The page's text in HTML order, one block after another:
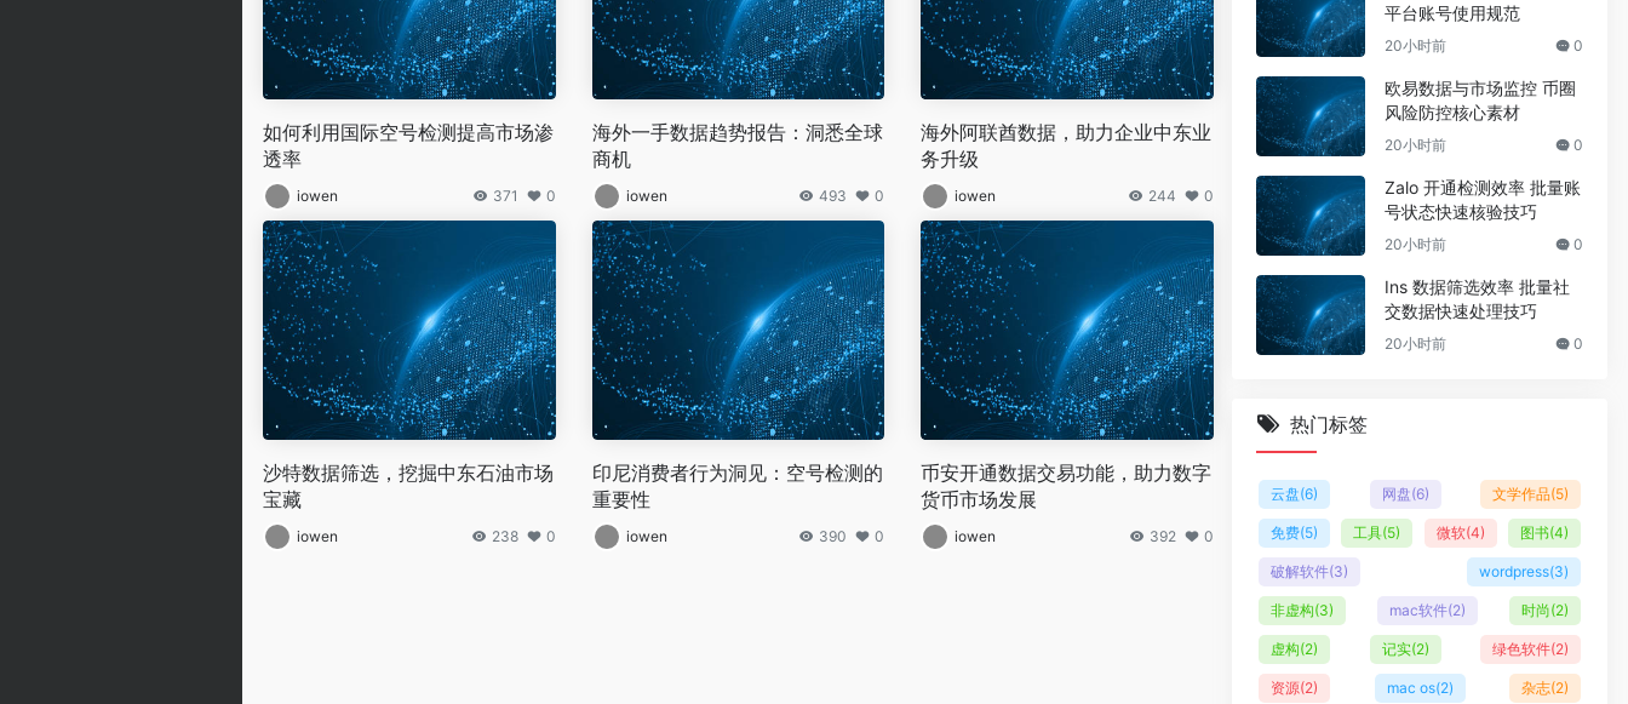
如何利用国际空号检测提高市场渗
透率
iowen 371 0
海外一手数据趋势报告：洞悉全球
商机
iowen 493 0
海外阿联酋数据，助力企业中东业
务升级
iowen 244 0
沙特数据筛选，挖掘中东石油市场
宝藏
iowen 238 0
印尼消费者行为洞见：空号检测的
重要性
iowen 390 0
币安开通数据交易功能，助力数字
货币市场发展
iowen 392 0
平台账号使用规范
20小时前 0
欧易数据与市场监控 币圈
风险防控核心素材
20小时前 0
Zalo 开通检测效率 批量账
号状态快速核验技巧
20小时前 0
Ins 数据筛选效率 批量社
交数据快速处理技巧
20小时前 0
热门标签
云盘(6) 网盘(6) 文学作品(5)
免费(5) 工具(5) 微软(4) 图书(4)
破解软件(3) wordpress(3)
非虚构(3) mac软件(2) 时尚(2)
虚构(2) 记实(2) 绿色软件(2)
资源(2) mac os(2) 杂志(2)